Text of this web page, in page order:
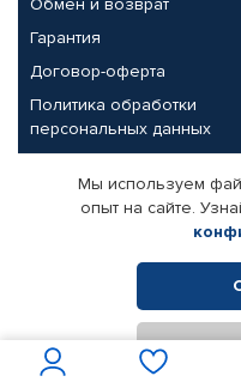
Гарантия
Договор-оферта
Политика обработки
персональных данных
Партнерам
Корпоративным клиентам
Поставщикам
© КАМАЗ ЦЕНТР ДОНЕЦК,
Интернет-магазин
Мы используем
опыт на сайте.